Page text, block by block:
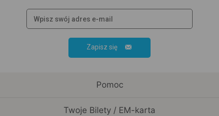
Zapisz się
Pomoc
Twoje Bilety / EM-karta